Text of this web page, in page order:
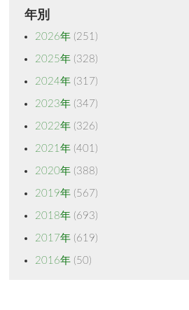
年別
2026年(251)
2025年(328)
2024年(317)
2023年(347)
2022年(326)
2021年(401)
2020年(388)
2019年(567)
2018年(693)
2017年(619)
2016年(50)